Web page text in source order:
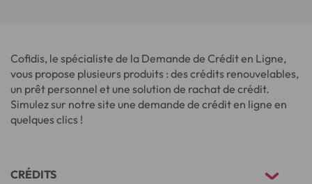
Cofidis, le spécialiste de la Demande de Crédit en Ligne,
vous propose plusieurs produits : des crédits renouvelables,
un prêt personnel et une solution de rachat de crédit.
Simulez sur notre site une demande de crédit en ligne en
quelques clics !
CRÉDITS